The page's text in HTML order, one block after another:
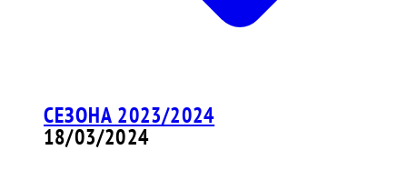
СЕЗОНА 2023/2024
18/03/2024